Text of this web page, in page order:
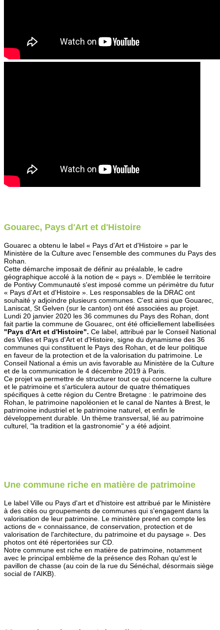
Gouarec, Pays d'Art et d'Histoire
Gouarec a obtenu le label « Pays d'Art et d'Histoire » par le
Ministère de la Culture avec l'ensemble des communes du Pays des
Rohan.
Cette démarche imposait de définir au préalable, le cadre
géographique accolé à la notion de « pays ». D'emblée le territoire
de Pontivy Communauté s'est imposé comme un périmètre du futur
« Pays d'Art et d'Histoire ». Les responsables de la DRAC ont
souhaité y adjoindre plusieurs communes. C'est ainsi que Gouarec,
Laniscat, St Gelven (sur le canton) ont été associées au projet.
Lundi 20 janvier 2020 les 36 communes du Pays des Rohan, dont
fait partie la commune de Gouarec, ont été officiellement labellisées
"Pays d'Art et d'Histoire". Ce label, attribué par le Conseil National
des Villes et Pays d'Art et d'Histoire, signe du dynamisme des 36
communes qui constituent le Pays des Rohan, et de leur politique
en faveur de la protection et de la valorisation du patrimoine. Le
Conseil National a émis un avis favorable au Ministère de la Culture
et de la communication le 4 décembre 2019 à Paris.
Ce projet va permettre de structurer tout ce qui concerne la culture
et le patrimoine et s'articulera autour de quatre thématiques
spécifiques à cette région du Centre Bretagne : le patrimoine des
Rohan, le patrimoine napoléonien et le canal de Nantes à Brest, le
patrimoine industriel et le patrimoine naturel, et enfin le
développement durable. Un thème transversal, lié au patrimoine
culturel, "la tradition et la gastronomie" y a été adjoint.
Une commune riche en matière de patrimoine
Le label Ville ou Pays d'art et d'histoire est attribué par le Ministère
à des cités ou groupements de communes qui s'engagent dans la
valorisation de leur patrimoine. Le ministère prend en compte les
actions de « connaissance, de conservation, protection et de
valorisation de l'architecture, du patrimoine et du paysage ». Des
photos ont été répertoriées sur CD.
Notre commune est riche en matière de patrimoine, notamment
avec le principal emblème de la présence des Rohan qu'est le
pavillon de chasse (au coin de la rue du Sénéchal, désormais siège
social de l'AIKB).